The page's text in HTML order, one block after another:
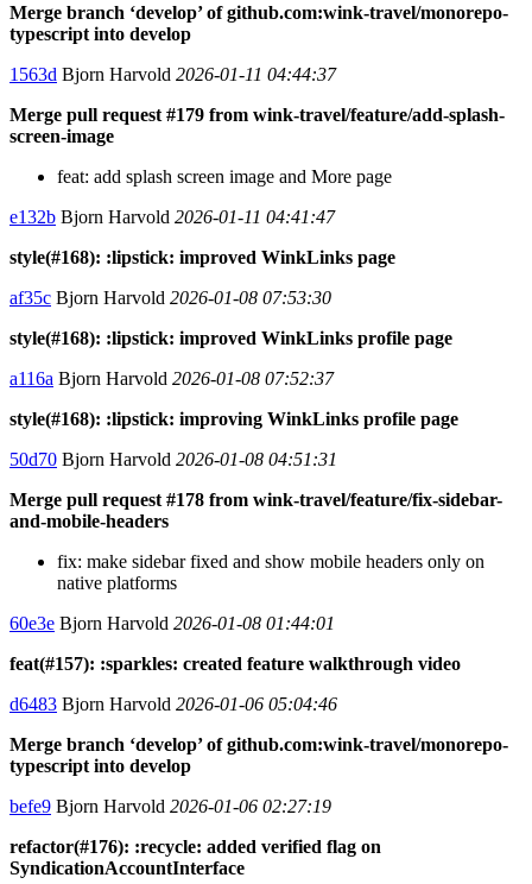
Merge branch ‘develop’ of github.com:wink-travel/monorepo-
typescript into develop
1563d Bjorn Harvold 2026-01-11 04:44:37
Merge pull request #179 from wink-travel/feature/add-splash-
screen-image
feat: add splash screen image and More page
e132b Bjorn Harvold 2026-01-11 04:41:47
style(#168): :lipstick: improved WinkLinks page
af35c Bjorn Harvold 2026-01-08 07:53:30
style(#168): :lipstick: improved WinkLinks profile page
a116a Bjorn Harvold 2026-01-08 07:52:37
style(#168): :lipstick: improving WinkLinks profile page
50d70 Bjorn Harvold 2026-01-08 04:51:31
Merge pull request #178 from wink-travel/feature/fix-sidebar-
and-mobile-headers
fix: make sidebar fixed and show mobile headers only on
native platforms
60e3e Bjorn Harvold 2026-01-08 01:44:01
feat(#157): :sparkles: created feature walkthrough video
d6483 Bjorn Harvold 2026-01-06 05:04:46
Merge branch ‘develop’ of github.com:wink-travel/monorepo-
typescript into develop
befe9 Bjorn Harvold 2026-01-06 02:27:19
refactor(#176): :recycle: added verified flag on
SyndicationAccountInterface